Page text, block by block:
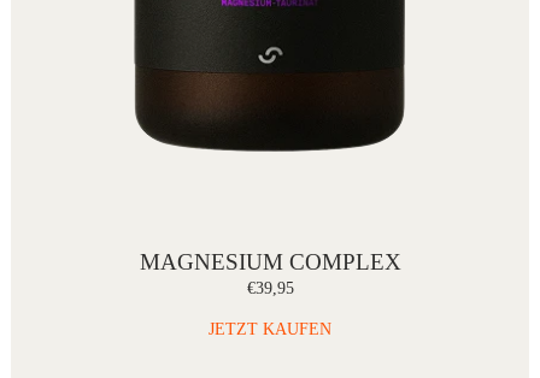
MAGNESIUM COMPLEX
€39,95
JETZT KAUFEN